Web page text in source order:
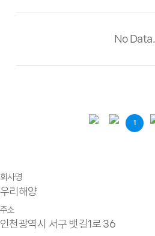
No Data.
1
회사명
우리해양
주소
인천광역시 서구 뱃길1로 36